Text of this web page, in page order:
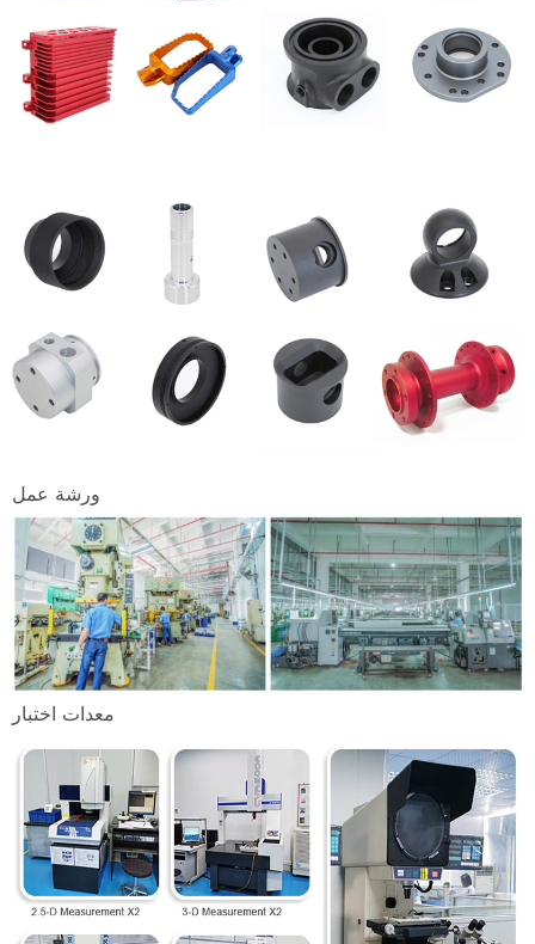
ورشة عمل
معدات اختبار